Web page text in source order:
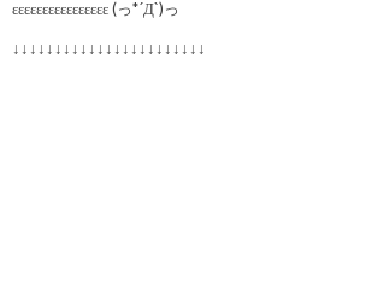
εεεεεεεεεεεεεεεε (っ*´Д`)っ
↓↓↓↓↓↓↓↓↓↓↓↓↓↓↓↓↓↓↓↓↓↓↓